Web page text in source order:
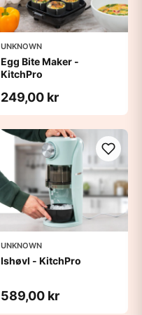
UNKNOWN
Egg Bite Maker -
KitchPro
249,00 kr
UNKNOWN
Ishøvl - KitchPro
589,00 kr